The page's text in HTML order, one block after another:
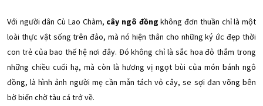
Với người dân Cù Lao Chàm, cây ngô đồng không đơn thuần chỉ là một
loài thực vật sống trên đảo, mà nó hiện thân cho những ký ức đẹp thời
con trẻ của bao thế hệ nơi đây. Đó không chỉ là sắc hoa đỏ thắm trong
những chiều cuối hạ, mà còn là hương vị ngọt bùi của món bánh ngô
đồng, là hình ảnh người mẹ cần mẫn tách vỏ cây, se sợi đan võng bên
bờ biển chờ tàu cá trở về.